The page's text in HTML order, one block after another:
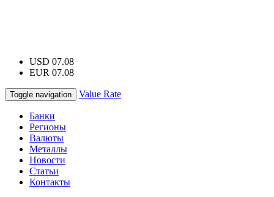
USD 07.08
EUR 07.08
Toggle navigation Value Rate
Банки
Регионы
Валюты
Металлы
Новости
Статьи
Контакты